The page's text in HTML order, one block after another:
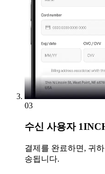
03
수신 사용자
결제를 완료하면, 귀
송됩니다.